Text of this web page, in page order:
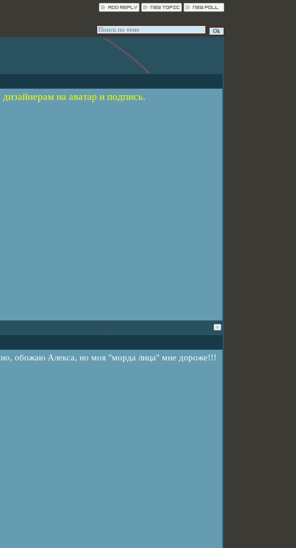
на аватар и подпись.
обожаю Алекса, но моя "морда лица" мне дороже!!!